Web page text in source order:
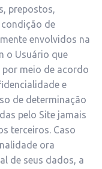
prepostos,
condição de
envolvidos na
o Usuário que
por meio de acordo
e
de determinação
pelo Site jamais
terceiros. Caso
ora
de seus dados, a